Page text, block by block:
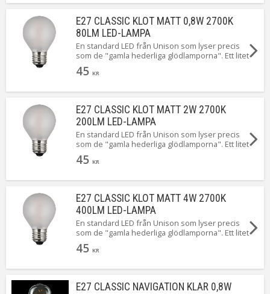
E27 CLASSIC KLOT MATT 0,8W 2700K
80LM LED-LAMPA
En standard LED från Unison som lyser precis
som de "gamla hederliga glödlamporna". Ett litet
budget alternativ men givetvis med 2 års garanti!
Här ser du classic klotlampa med E27 sockel på
45 KR
E27 CLASSIC KLOT MATT 2W 2700K
200LM LED-LAMPA
En standard LED från Unison som lyser precis
som de "gamla hederliga glödlamporna". Ett litet
budget alternativ men givetvis med 2 års garanti!
Här ser du litet klot med E27 sockel på 2 watt.
45 KR
E27 CLASSIC KLOT MATT 4W 2700K
400LM LED-LAMPA
En standard LED från Unison som lyser precis
som de "gamla hederliga glödlamporna". Ett litet
budget alternativ men givetvis med 2 års garanti!
Här ser du litet klot matt med E27 sockel på 4
45 KR
E27 CLASSIC NAVIGATION KLAR 0,8W